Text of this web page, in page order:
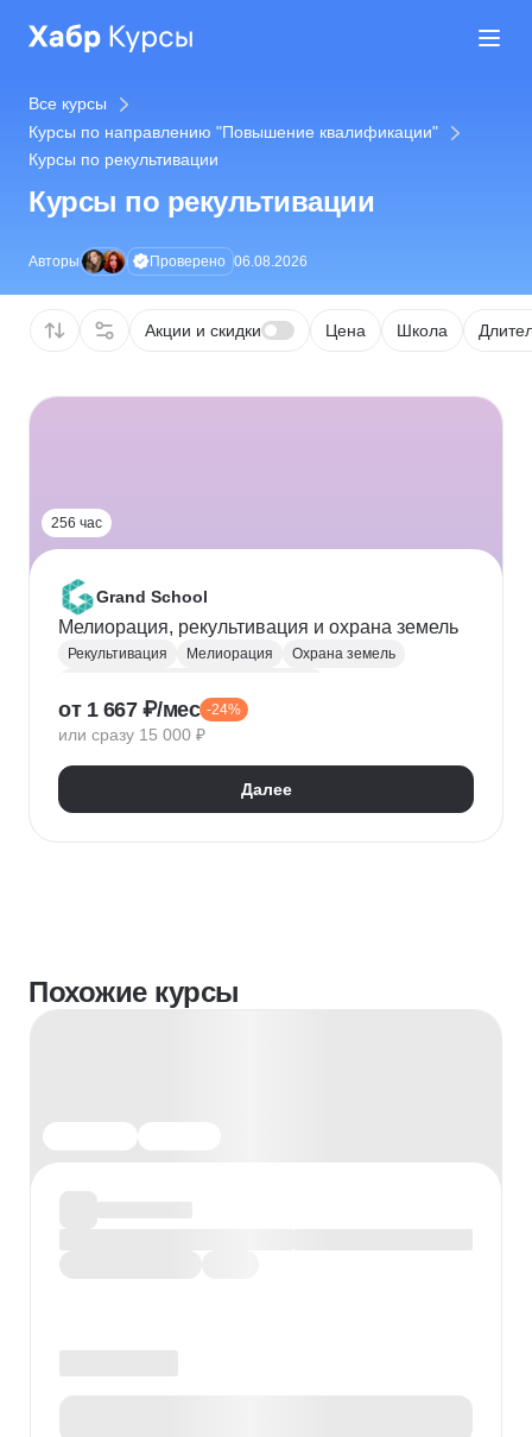
Все курсы
Курсы по направлению "Повышение квалификации"
Курсы по рекультивации
Курсы по рекультивации
Авторы Проверено 06.08.2026
Акции и скидки Цена Школа
256 час
Grand School
Мелиорация, рекультивация и охрана земель
Рекультивация Мелиорация
Охрана земель
от 1 667 ₽/мес -24%
или сразу 15 000 ₽
Далее
Похожие курсы